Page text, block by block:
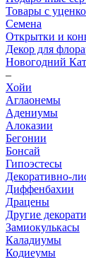
Товары с
Семена
Открытки и
Декор для
Новогодний
–
Хойи
Аглаонемы
Адениумы
Алоказии
Бегонии
Бонсай
Гипоэстесы
Декоративно-
Диффенбахии
Драцены
Другие
Замиокулькасы
Каладиумы
Кодиеумы